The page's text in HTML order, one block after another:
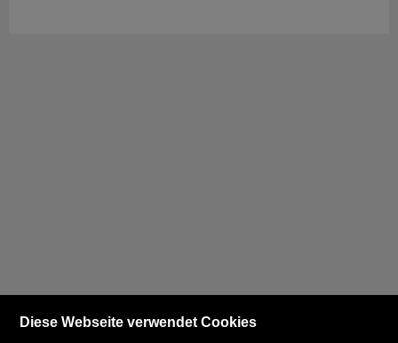
Diese Webseite verwendet Cookies